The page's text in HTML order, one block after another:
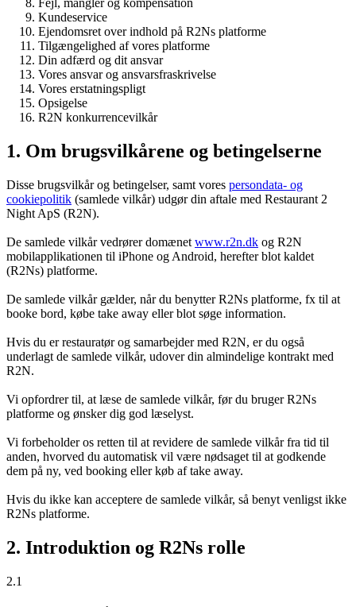
Fejl, mangler og kompensation
Kundeservice
Ejendomsret over indhold på R2Ns platforme
Tilgængelighed af vores platforme
Din adfærd og dit ansvar
Vores ansvar og ansvarsfraskrivelse
Vores erstatningspligt
Opsigelse
R2N konkurrencevilkår
1. Om brugsvilkårene og betingelserne
Disse brugsvilkår og betingelser, samt vores persondata- og
cookiepolitik (samlede vilkår) udgør din aftale med Restaurant 2
Night ApS (R2N).
De samlede vilkår vedrører domænet www.r2n.dk og R2N
mobilapplikationen til iPhone og Android, herefter blot kaldet
(R2Ns) platforme.
De samlede vilkår gælder, når du benytter R2Ns platforme, fx til at
booke bord, købe take away eller blot søge information.
Hvis du er restauratør og samarbejder med R2N, er du også
underlagt de samlede vilkår, udover din almindelige kontrakt med
R2N.
Vi opfordrer til, at læse de samlede vilkår, før du bruger R2Ns
platforme og ønsker dig god læselyst.
Vi forbeholder os retten til at revidere de samlede vilkår fra tid til
anden, hvorved du automatisk vil være nødsaget til at godkende
dem på ny, ved booking eller køb af take away.
Hvis du ikke kan acceptere de samlede vilkår, så benyt venligst ikke
R2Ns platforme.
2. Introduktion og R2Ns rolle
2.1